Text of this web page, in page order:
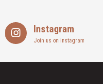
Instagram
Join us on instagram